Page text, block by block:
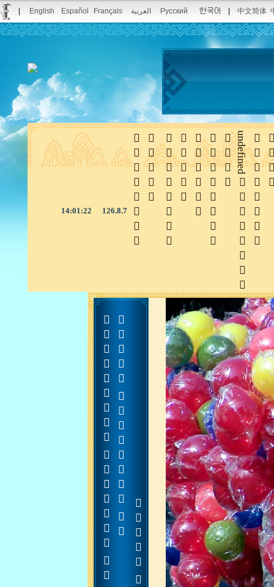
English Español Français العربية Русский 中文简体
14:01:23 126.8.7

 
undefined





































 